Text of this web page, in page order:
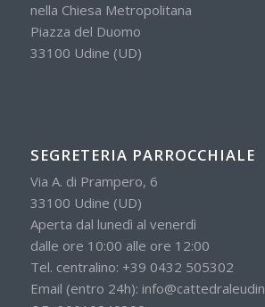
nella Chiesa Metropolitana
Piazza del Duomo
33100 Udine (UD)
SEGRETERIA PARROCCHIALE
Via A. di Prampero, 6
33100 Udine (UD)
Aperta dal lunedì al venerdì
dalle ore 10:00 alle ore 12:00
Tel. centralino: +39 0432 505302
Email (entro 24h):